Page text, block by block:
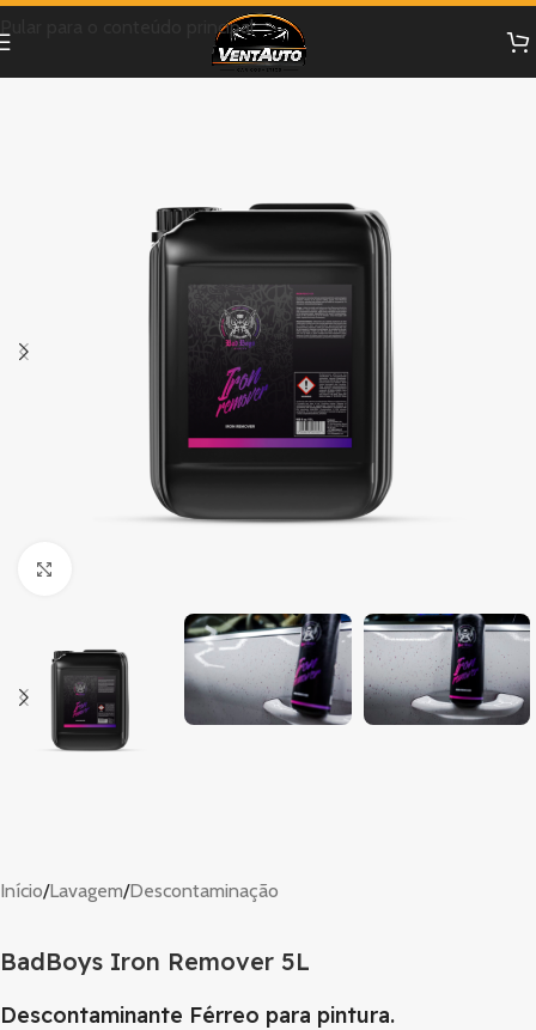
Pular para o conteúdo principal
Início/Lavagem/Descontaminação
BadBoys Iron Remover 5L
Descontaminante Férreo para pintura.